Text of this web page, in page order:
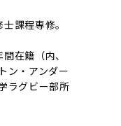
課程専修。
在籍（内、
ン・アンダー
ラグビー部所